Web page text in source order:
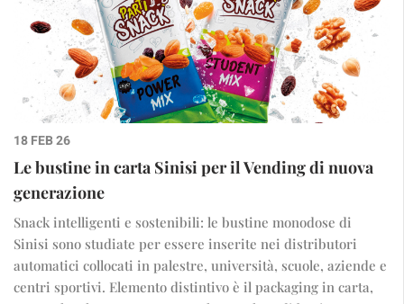
18 FEB 26
Le bustine in carta Sinisi per il Vending di nuova
generazione
Snack intelligenti e sostenibili: le bustine monodose di
Sinisi sono studiate per essere inserite nei distributori
automatici collocati in palestre, università, scuole, aziende e
centri sportivi. Elemento distintivo è il packaging in carta,